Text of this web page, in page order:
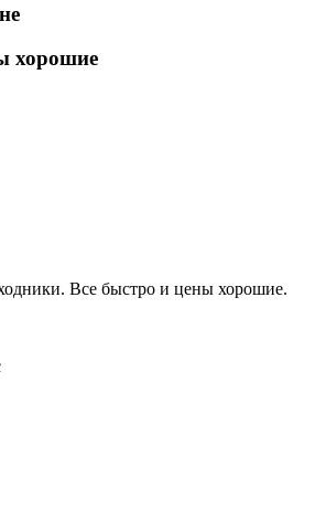
хорошие
Все быстро и цены хорошие.